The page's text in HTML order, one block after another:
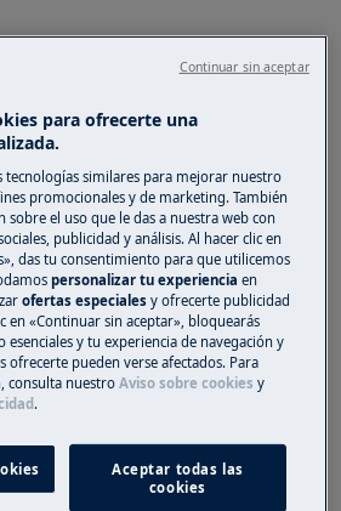
equivocado. ¿Qué
con nuestro equipo
web a través de nuestro:
en el apartado de
página web.
Inicie un chat con un
útil este artículo?
para ofrecerte una
tecnologías similares para mejorar nuestro
promocionales y de marketing. También
el uso que le das a nuestra web con
publicidad y análisis. Al hacer clic en
das tu consentimiento para que utilicemos
personalizar tu experienciaen
ofertas especiales y ofrecerte publicidad
en «Continuar sin aceptar», bloquearás
esenciales y tu experiencia de navegación y
ofrecerte pueden verse afectados. Para
consulta nuestroAviso sobre cookies y
.
Aceptar todas las
cookies
Continuar sin aceptar